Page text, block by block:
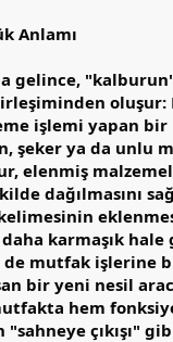
Anlamı
gelince,
oluşur:
işlemi yapan
şeker ya da unlu
elenmiş
dağılmasını
daha karmaşık
mutfak işlerine
bir yeni nesil
hem
"sahneye çıkışı"